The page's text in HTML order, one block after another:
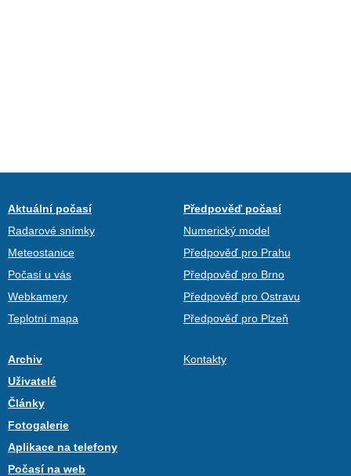
Aktuální počasí
Radarové snímky
Meteostanice
Počasí u vás
Webkamery
Teplotní mapa
Předpověď počasí
Numerický model
Předpověď pro Prahu
Předpověď pro Brno
Předpověď pro Ostravu
Předpověď pro Plzeň
Archiv
Uživatelé
Články
Fotogalerie
Aplikace na telefony
Počasí na web
Kontakty